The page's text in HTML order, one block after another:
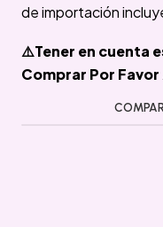
de importación
⚠️Tener en cuenta
Comprar Por